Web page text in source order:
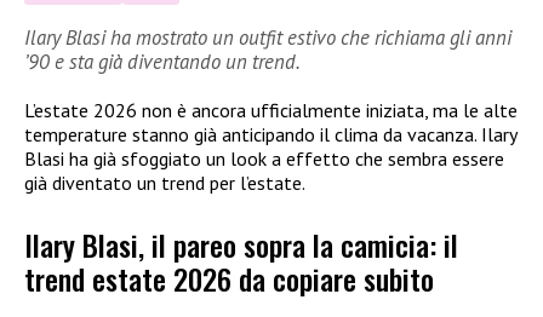
Ilary Blasi ha mostrato un outfit estivo che richiama gli anni
’90 e sta già diventando un trend.
L’estate 2026 non è ancora ufficialmente iniziata, ma le alte
temperature stanno già anticipando il clima da vacanza. Ilary
Blasi ha già sfoggiato un look a effetto che sembra essere
già diventato un trend per l’estate.
Ilary Blasi, il pareo sopra la camicia: il
trend estate 2026 da copiare subito